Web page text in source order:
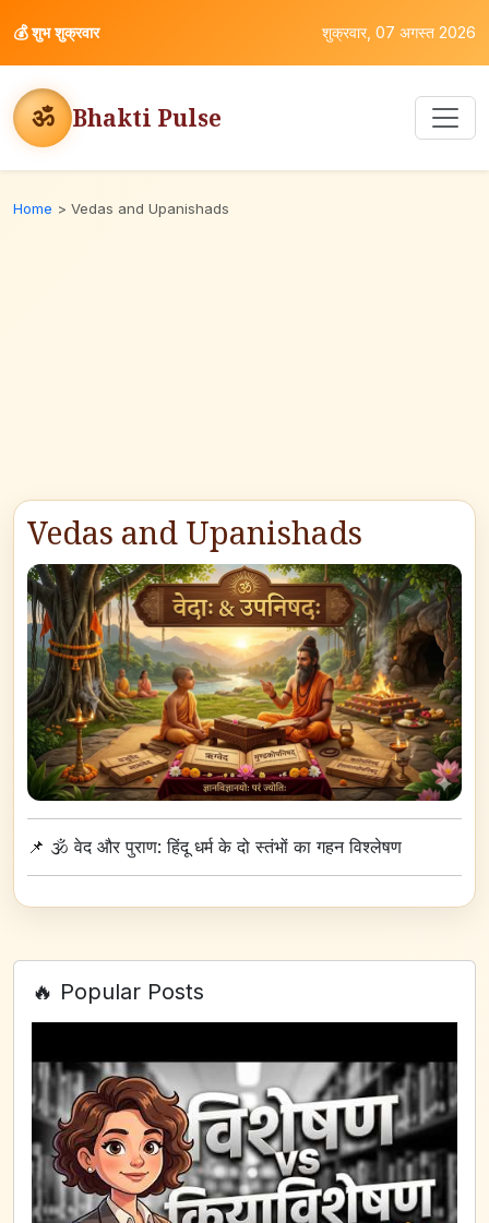
💰शुभ शुक्रवार शुक्रवार, 07 अगस्त 2026
ॐ Bhakti Pulse
Home > Vedas and Upanishads
Vedas and Upanishads
📌 🕉️ वेद और पुराण: हिंदू धर्म के दो स्तंभों का गहन विश्लेषण
🔥 Popular Posts